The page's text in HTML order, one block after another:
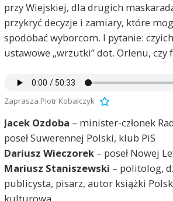
przy Wiejskiej, dla drugich
przykryć decyzje i zamiary, które
spodobać wyborcom. I pytanie:
ustawowe „wrzutki” dot. Orlenu, czy
Zaprasza Piotr Kobalczyk
Jacek Ozdoba – minister-członek
poseł Suwerennej Polski, klub PiS
Dariusz Wieczorek– poseł Nowej
Mariusz Staniszewski – politolog,
publicysta, pisarz, autor książki